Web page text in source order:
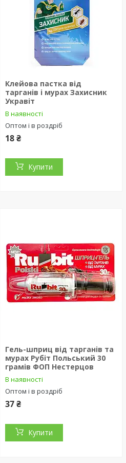
Клейова пастка від
тарганів і мурах Захисник
Укравіт
В наявності
Оптом і в роздріб
18 ₴
Купити
Гель-шприц від тарганів та
мурах Рубіт Польський 30
грамів ФОП Нестерцов
В наявності
Оптом і в роздріб
37 ₴
Купити